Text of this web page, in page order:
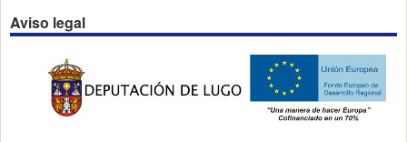
Aviso legal